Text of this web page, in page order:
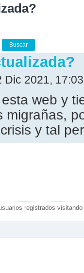
Dic 2021, 17:03
web y
migrañas,
y tal
registrados